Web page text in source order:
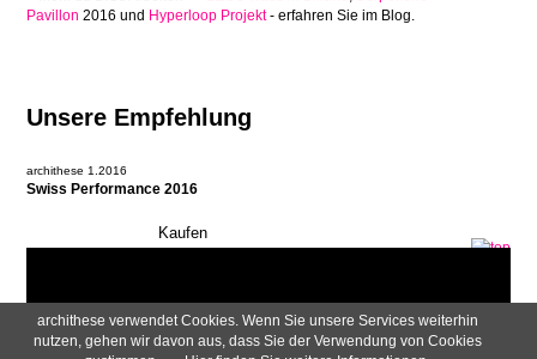
Pavillon 2016 und Hyperloop Projekt- erfahren Sie im Blog.
Unsere Empfehlung
archithese 1.2016
Swiss Performance 2016
Navigation überspringen
AGB
Impressum
Datenschutzerklärung
Zahlung & Versand
archithese verwendet Cookies. Wenn Sie unsere Services weiterhin
nutzen, gehen wir davon aus, dass Sie der Verwendung von Cookies